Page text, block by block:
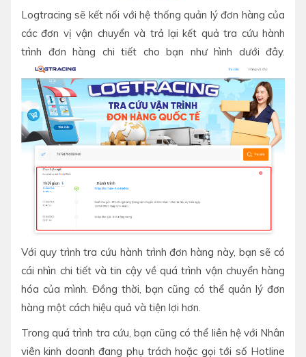
Logtracing sẽ kết nối với hệ thống quản lý đơn hàng của
các đơn vị vận chuyển và trả lại kết quả tra cứu hành
trình đơn hàng chi tiết cho bạn như hình dưới đây.
Với quy trình tra cứu hành trình đơn hàng này, bạn sẽ có
cái nhìn chi tiết và tin cậy về quá trình vận chuyển hàng
hóa của mình. Đồng thời, bạn cũng có thể quản lý đơn
hàng một cách hiệu quả và tiện lợi hơn.
Trong quá trình tra cứu, bạn cũng có thể liên hệ với Nhân
viên kinh doanh đang phụ trách hoặc gọi tới số Hotline